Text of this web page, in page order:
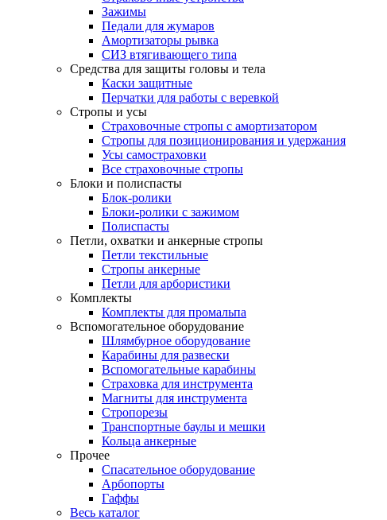
Зажимы
Педали для жумаров
Амортизаторы рывка
СИЗ втягивающего типа
Средства для защиты головы и тела
Каски защитные
Перчатки для работы с веревкой
Стропы и усы
Страховочные стропы с амортизатором
Стропы для позиционирования и удержания
Усы самостраховки
Все страховочные стропы
Блоки и полиспасты
Блок-ролики
Блоки-ролики с зажимом
Полиспасты
Петли, охватки и анкерные стропы
Петли текстильные
Стропы анкерные
Петли для арбористики
Комплекты
Комплекты для промальпа
Вспомогательное оборудование
Шлямбурное оборудование
Карабины для развески
Вспомогательные карабины
Страховка для инструмента
Магниты для инструмента
Стропорезы
Транспортные баулы и мешки
Кольца анкерные
Прочее
Спасательное оборудование
Арбопорты
Гаффы
Весь каталог